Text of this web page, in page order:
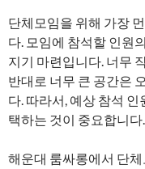
단체모임을 위해 가장
다. 모임에 참석할 인원
지기 마련입니다. 너무
반대로 너무 큰 공간은
다. 따라서, 예상 참석
택하는 것이 중요합니다.
해운대 룸싸롱에서 단